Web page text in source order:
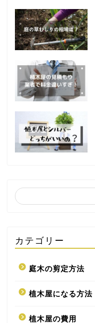
カテゴリー
庭木の剪定方法
植木屋になる方法
植木屋の費用